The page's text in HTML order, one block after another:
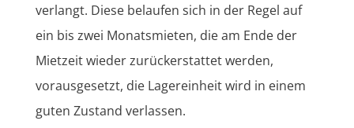
verlangt. Diese belaufen sich in der Regel auf
ein bis zwei Monatsmieten, die am Ende der
Mietzeit wieder zurückerstattet werden,
vorausgesetzt, die Lagereinheit wird in einem
guten Zustand verlassen.